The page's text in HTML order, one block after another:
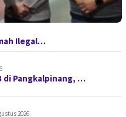
Ilegal…
di Pangkalpinang, …
2026